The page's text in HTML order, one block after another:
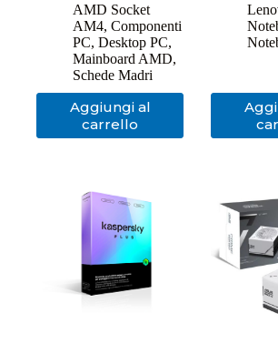
AMD Socket
AM4, Componenti
PC, Desktop PC,
Mainboard AMD,
Schede Madri
Aggiungi al
carrello